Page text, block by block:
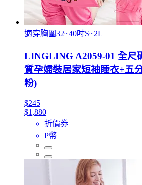
適穿胸圍32~40吋S~2L
LINGLING A2059-01 全尺
質孕婦裝居家短袖睡衣+五
粉)
$245
$1,880
折價券
P幣